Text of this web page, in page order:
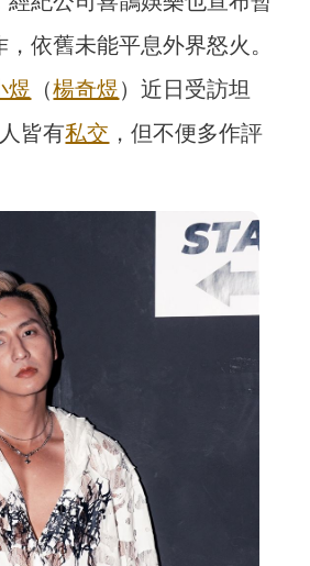
依舊未能平息外界怒火。
煜 （楊奇煜）近日受訪坦
皆有私交 ，但不便多作評